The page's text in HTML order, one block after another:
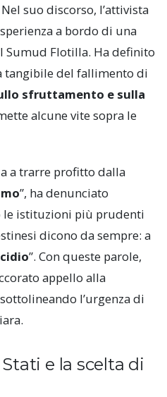
suo discorso, l’attivista
a bordo di una
Sumud Flotilla. Ha definito
tangibile del fallimento di
sfruttamento e sulla
alcune vite sopra le
a trarre profitto dalla
”, ha denunciato
le istituzioni più prudenti
dicono da sempre: a
”. Con queste parole,
appello alla
l’urgenza di
e la scelta di